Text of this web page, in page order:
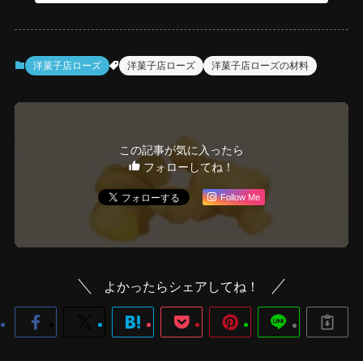
洋菓子店ローズ 洋菓子店ローズ 洋菓子店ローズの材料
この記事が気に入ったら
フォローしてね！
Follow Me
よかったらシェアしてね！